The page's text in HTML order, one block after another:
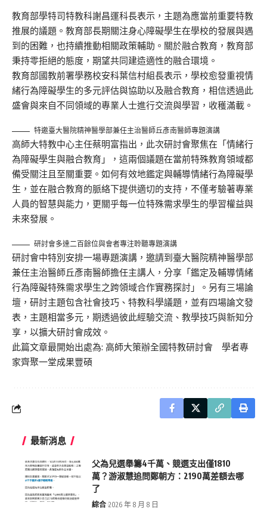
教育部學特司特教科謝昌運科長表示，主題為應當前重要特教
推展的議題。教育部長期關注身心障礙學生在學校的發展與遇
到的困難，也持續推動相關政策輔助。關於融合教育，教育部
秉持零拒絕的態度，期望共同建造適性的融合環境。
教育部國教前署學務校安科葉信村組長表示，學校愈發重視情
緒行為障礙學生的多元評估與協助以及融合教育，相信透過此
盛會與來自不同領域的專業人士進行交流與學習，收穫滿載。
特邀臺大醫院精神醫學部兼任主治醫師丘彥南醫師專題演講
高師大特教中心主任蔡明富指出，此次研討會聚焦在「情緒行
為障礙學生與融合教育」，這兩個議題在當前特殊教育領域都
備受關注且至關重要。如何有效地鑑定與輔導情緒行為障礙學
生，並在融合教育的脈絡下提供適切的支持，不僅考驗著專業
人員的智慧與能力，更關乎每一位特殊需求學生的學習權益與
未來發展。
研討會多達二百餘位與會者專注聆聽專題演講
研討會中特別安排一場專題演講，邀請到臺大醫院精神醫學部
兼任主治醫師丘彥南醫師擔任主講人，分享「鑑定及輔導情緒
行為障礙特殊需求學生之跨領域合作實務探討」。另有三場論
壇，研討主題包含社會技巧、特教科學議題，並有四場論文發
表，主題相當多元，期透過彼此經驗交流、教學技巧與新知分
享，以擴大研討會成效。
此篇文章最開始出處為: 高師大策辦全國特教研討會 學者專
家齊聚一堂成果豐碩
最新消息
父為兒選舉籌4千萬、競選支出僅1810
萬？游淑慧追問鄭朝方：2190萬差額去哪
了
綜合 2026 年 8 月 8 日